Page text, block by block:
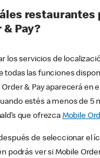
restaurantes
Pay?
los servicios de
todas las funciones
Order & Pay aparecerá en
estés a menos de 5
que ofrezca Mobile
de seleccionar el
podrás ver si Mobile